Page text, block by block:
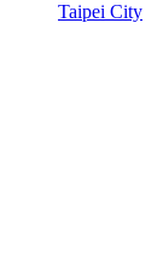
Taipei City